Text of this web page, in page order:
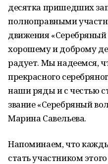
десятка пришедших
полноправными
движения
хорошему и доброму
радует. Мы надеемся,
прекрасного
наши ряды и с честью
звание «Серебряный
Марина Савельева.
Напоминаем, что
стать участником